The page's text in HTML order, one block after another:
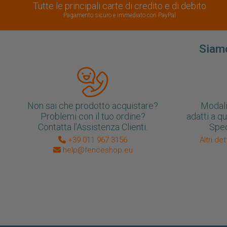
Tutte le principali carte di credito e di debito
Pagamento sicuro e immediato con PayPal
Non sai che prodotto acquistare?
Problemi con il tuo ordine?
Contatta l’Assistenza Clienti.
+39 011 967 3156
help@fenceshop.eu
adatti a
Altri